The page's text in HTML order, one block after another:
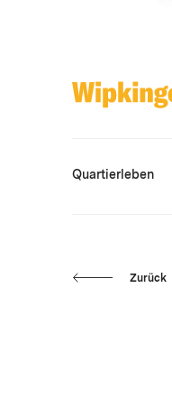
Quartierleben
Zurück